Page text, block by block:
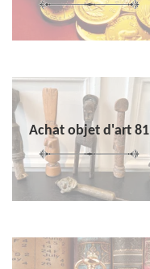
Achat objet d'art 81